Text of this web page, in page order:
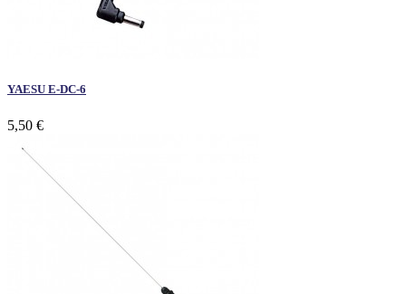
YAESU E-DC-6
5,50 €